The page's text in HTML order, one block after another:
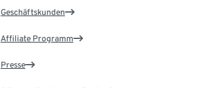
Geschäftskunden
Affiliate Programm
Presse